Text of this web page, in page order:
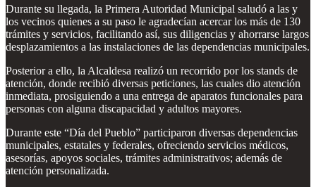
Durante su llegada, la Primera Autoridad Municipal saludó a las y
los vecinos quienes a su paso le agradecían acercar los más de 130
trámites y servicios, facilitando así, sus diligencias y ahorrarse largos
desplazamientos a las instalaciones de las dependencias municipales.
Posterior a ello, la Alcaldesa realizó un recorrido por los stands de
atención, donde recibió diversas peticiones, las cuales dio atención
inmediata, prosiguiendo a una entrega de aparatos funcionales para
personas con alguna discapacidad y adultos mayores.
Durante este “Día del Pueblo” participaron diversas dependencias
municipales, estatales y federales, ofreciendo servicios médicos,
asesorías, apoyos sociales, trámites administrativos; además de
atención personalizada.